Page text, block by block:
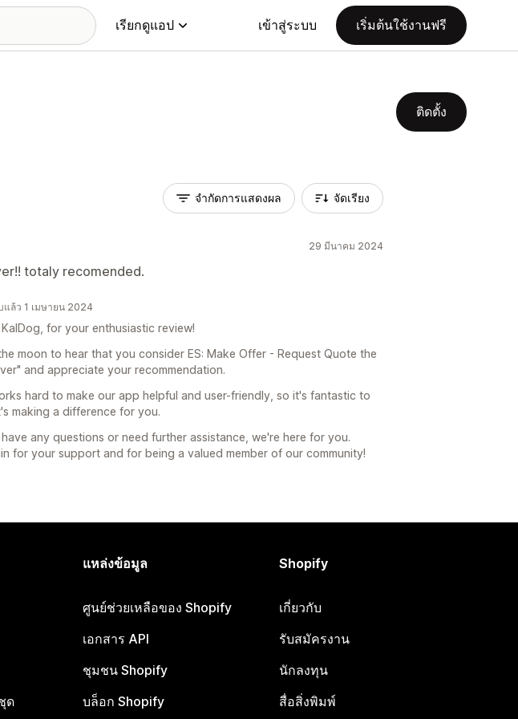
เรียกดูแอป เข้าสู่ระบบ เริ่มต้นใช้งานฟรี
ติดตั้ง
จำกัดการแสดงผล จัดเรียง
29 มีนาคม 2024
totaly recomended.
แล้ว 1 เมษายน 2024
for your enthusiastic review!
moon to hear that you consider ES: Make Offer - Request Quote the
and appreciate your recommendation.
hard to make our app helpful and user-friendly, so it's fantastic to
making a difference for you.
any questions or need further assistance, we're here for you.
for your support and for being a valued member of our community!
ด
แหล่งข้อมูล
ศูนย์ช่วยเหลือของ Shopify
เอกสาร API
ชุมชน Shopify
บล็อก Shopify
Shopify
เกี่ยวกับ
รับสมัครงาน
นักลงทุน
สื่อสิ่งพิมพ์